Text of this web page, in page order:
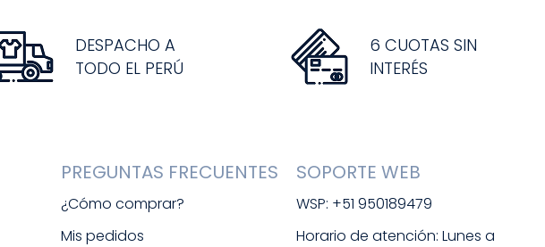
DESPACHO A
TODO EL PERÚ
6 CUOTAS SIN
INTERÉS
PREGUNTAS FRECUENTES
¿Cómo comprar?
Mis pedidos
SOPORTE WEB
WSP: +51 950189479
Horario de atención: Lunes a